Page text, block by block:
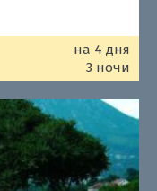
на 4 дня
3 ночи